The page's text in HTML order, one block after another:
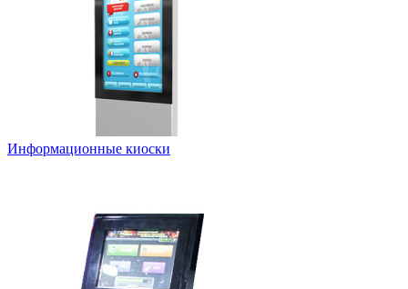
Информационные киоски